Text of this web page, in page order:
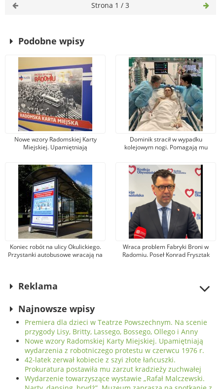
Strona 1 / 3
Podobne wpisy
Nowe wzory Radomskiej Karty
Miejskiej. Upamiętniają
protestu w czerwcu 1976 r.
Dominik stracił w wypadku
kolejowym nogi. Pomagają mu
przekazał na leczenie 100 tys. zł!
Koniec robót na ulicy Okulickiego.
Przystanki autobusowe wracają na
Wraca problem Fabryki Broni w
Radomiu. Poseł Konrad Frysztak
Reklama
Najnowsze wpisy
Premiera dla dzieci w Teatrze Powszechnym. Na scenie
przygody Lisy, Britty, Lassego, Bossego, Ollego i Anny
Nowe wzory Radomskiej Karty Miejskiej. Upamiętniają
wydarzenia z robotniczego protestu w czerwcu 1976 r.
42-latek zerwał kobiecie z szyi złote łańcuszki.
Prokuratura postawiła mu zarzut kradzieży zuchwałej
Wydarzenie towarzyszące wystawie „Rafał Malczewski.